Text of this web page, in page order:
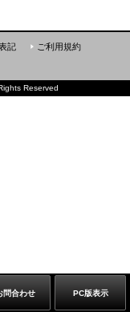
問合わせ PC版表示
記
ご利用規約
Reserved